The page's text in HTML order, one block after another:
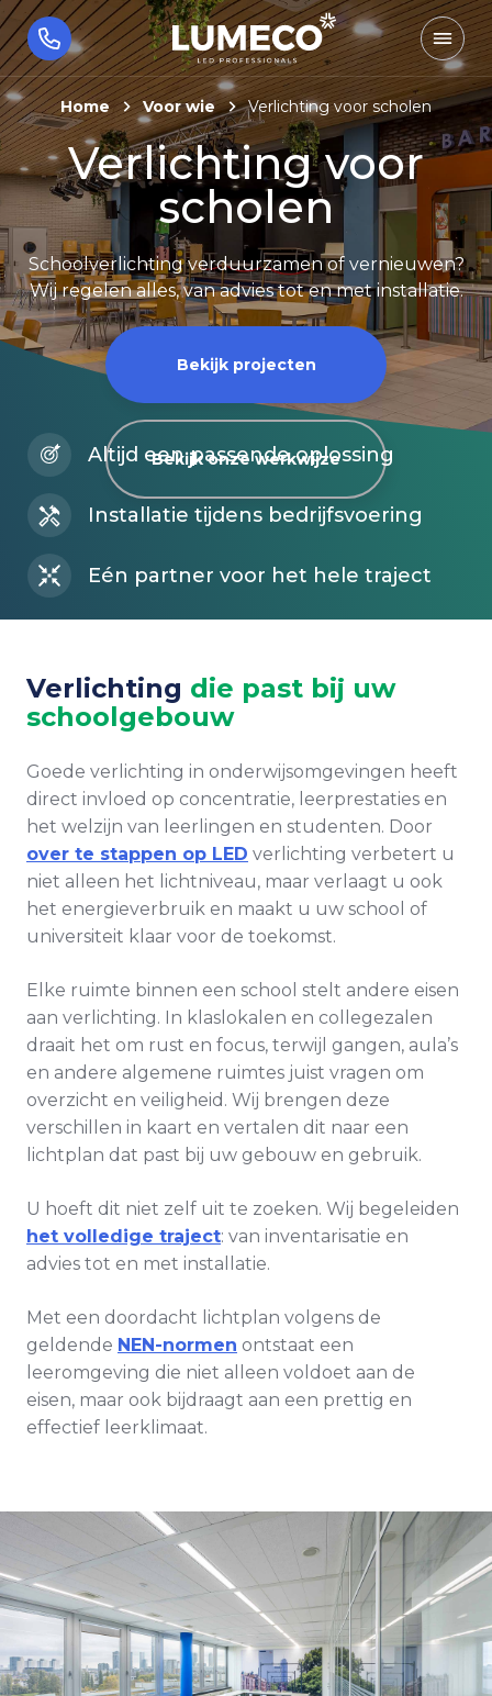
Home Voor wie Verlichting voor scholen
Verlichting voor
scholen
Schoolverlichting verduurzamen of vernieuwen?
Wij regelen alles, van advies tot en met installatie.
Bekijk projecten
Bekijk onze werkwijze
Altijd een passende oplossing
Installatie tijdens bedrijfsvoering
Eén partner voor het hele traject
Verlichting die past bij uw
schoolgebouw
Goede verlichting in onderwijsomgevingen heeft
direct invloed op concentratie, leerprestaties en
het welzijn van leerlingen en studenten. Door
over te stappen op LED verlichting verbetert u
niet alleen het lichtniveau, maar verlaagt u ook
het energieverbruik en maakt u uw school of
universiteit klaar voor de toekomst.
Elke ruimte binnen een school stelt andere eisen
aan verlichting. In klaslokalen en collegezalen
draait het om rust en focus, terwijl gangen, aula’s
en andere algemene ruimtes juist vragen om
overzicht en veiligheid. Wij brengen deze
verschillen in kaart en vertalen dit naar een
lichtplan dat past bij uw gebouw en gebruik.
U hoeft dit niet zelf uit te zoeken. Wij begeleiden
het volledige traject: van inventarisatie en
advies tot en met installatie.
Met een doordacht lichtplan volgens de
geldende NEN-normen ontstaat een
leeromgeving die niet alleen voldoet aan de
eisen, maar ook bijdraagt aan een prettig en
effectief leerklimaat.